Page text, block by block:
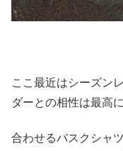
ここ最近はシーズン
ダーとの相性は最高に
合わせるバスクシャ